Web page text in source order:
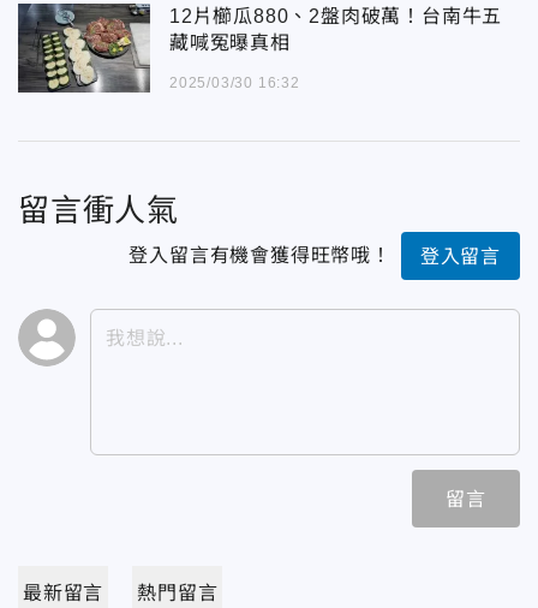
12片櫛瓜880、2盤肉破萬！台南牛五
藏喊冤曝真相
2025/03/30 16:32
留言衝人氣
登入留言有機會獲得旺幣哦！ 登入留言
留言
最新留言 熱門留言